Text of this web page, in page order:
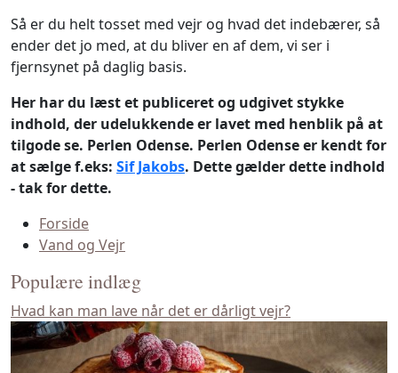
Så er du helt tosset med vejr og hvad det indebærer, så
ender det jo med, at du bliver en af dem, vi ser i
fjernsynet på daglig basis.
Her har du læst et publiceret og udgivet stykke
indhold, der udelukkende er lavet med henblik på at
tilgode se. Perlen Odense. Perlen Odense er kendt for
at sælge f.eks: Sif Jakobs. Dette gælder dette indhold
- tak for dette.
Forside
Vand og Vejr
Populære indlæg
Hvad kan man lave når det er dårligt vejr?